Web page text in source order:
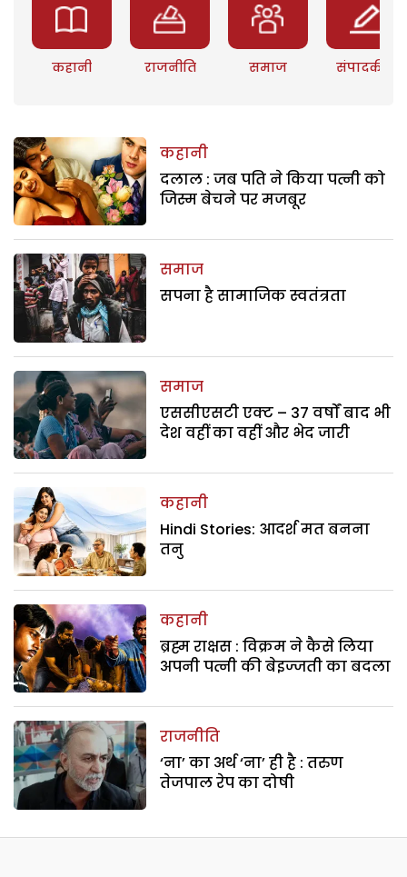
कहानी राजनीति समाज संपादकीय
कहानी
दलाल : जब पति ने किया पत्नी को
जिस्म बेचने पर मजबूर
समाज
सपना है सामाजिक स्वतंत्रता
समाज
एससीएसटी एक्ट – 37 वर्षों बाद भी
देश वहीं का वहीं और भेद जारी
कहानी
Hindi Stories: आदर्श मत बनना
तनु
कहानी
ब्रह्म राक्षस : विक्रम ने कैसे लिया
अपनी पत्नी की बेइज्जती का बदला
राजनीति
‘ना’ का अर्थ ‘ना’ ही है : तरुण
तेजपाल रेप का दोषी